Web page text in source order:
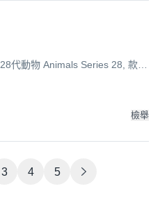
代動物 Animals Series 28, 款式
檢舉
3 4 5